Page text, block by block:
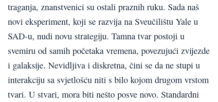
traganja, znanstvenici su ostali praznih ruku. Sada naš
novi eksperiment, koji se razvija na Sveučilištu Yale u
SAD-u, nudi novu strategiju. Tamna tvar postoji u
svemiru od samih početaka vremena, povezujući zvijezde
i galaksije. Nevidljiva i diskretna, čini se da ne stupi u
interakciju sa svjetlošću niti s bilo kojom drugom vrstom
tvari. U stvari, mora biti nešto posve novo. Standardni